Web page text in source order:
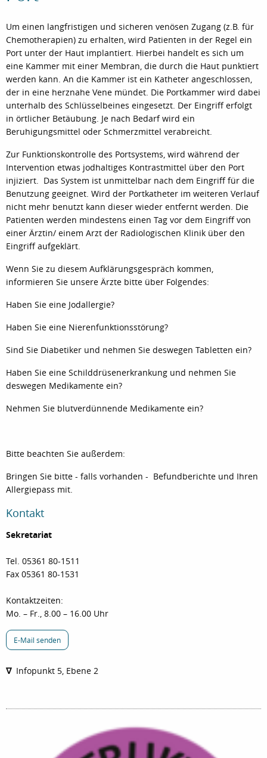
Um einen langfristigen und sicheren venösen Zugang (z.B. für
Chemotherapien) zu erhalten, wird Patienten in der Regel ein
Port unter der Haut implantiert. Hierbei handelt es sich um
eine Kammer mit einer Membran, die durch die Haut punktiert
werden kann. An die Kammer ist ein Katheter angeschlossen,
der in eine herznahe Vene mündet. Die Portkammer wird dabei
unterhalb des Schlüsselbeines eingesetzt. Der Eingriff erfolgt
in örtlicher Betäubung. Je nach Bedarf wird ein
Beruhigungsmittel oder Schmerzmittel verabreicht.
Zur Funktionskontrolle des Portsystems, wird während der
Intervention etwas jodhaltiges Kontrastmittel über den Port
injiziert. Das System ist unmittelbar nach dem Eingriff für die
Benutzung geeignet. Wird der Portkatheter im weiteren Verlauf
nicht mehr benutzt kann dieser wieder entfernt werden. Die
Patienten werden mindestens einen Tag vor dem Eingriff von
einer Ärztin/ einem Arzt der Radiologischen Klinik über den
Eingriff aufgeklärt.
Wenn Sie zu diesem Aufklärungsgespräch kommen,
informieren Sie unsere Ärzte bitte über Folgendes:
Haben Sie eine Jodallergie?
Haben Sie eine Nierenfunktionsstörung?
Sind Sie Diabetiker und nehmen Sie deswegen Tabletten ein?
Haben Sie eine Schilddrüsenerkrankung und nehmen Sie
deswegen Medikamente ein?
Nehmen Sie blutverdünnende Medikamente ein?
Bitte beachten Sie außerdem:
Bringen Sie bitte - falls vorhanden - Befundberichte und Ihren
Allergiepass mit.
Kontakt
Sekretariat
Tel. 05361 80-1511
Fax 05361 80-1531
Kontaktzeiten:
Mo. – Fr., 8.00 – 16.00 Uhr
E-Mail senden
∇ Infopunkt 5, Ebene 2